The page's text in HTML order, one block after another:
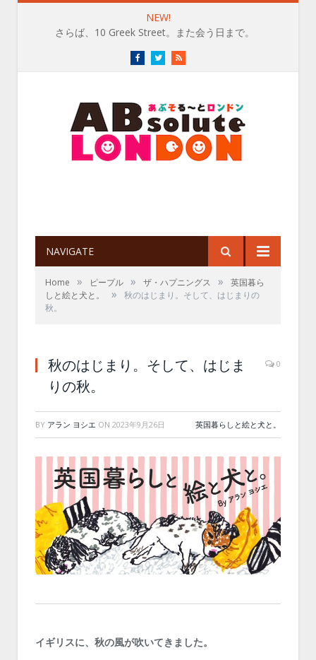
NEW!
さらば、10 Greek Street。また会う日まで。
FacebookTwitterRSS
NAVIGATE
Home » ピープル » ザ・ハプニングス »
英国暮ら
しと絵と犬と。
»
秋のはじまり。そして、はじまりの
秋。
秋のはじまり。そして、はじま
りの秋。
0
BY アラン ヨシエ ON 2023年9月26日 英国暮らしと絵と犬と。
イギリスに、秋の風が吹いてきました。